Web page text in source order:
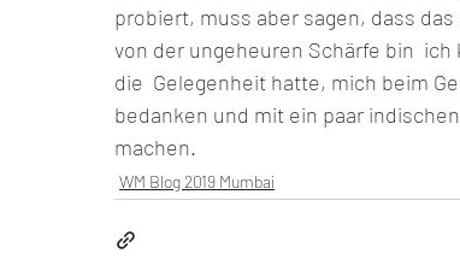
probiert, muss aber sagen, dass
von der ungeheuren Schärfe bin
die  Gelegenheit hatte, mich beim
bedanken und mit ein paar
machen.
WM Blog 2019 Mumbai